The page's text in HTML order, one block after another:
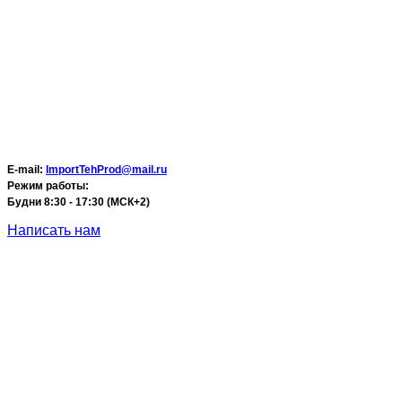
E-mail: ImportTehProd@mail.ru
Режим работы:
Будни 8:30 - 17:30 (МСК+2)
Написать нам